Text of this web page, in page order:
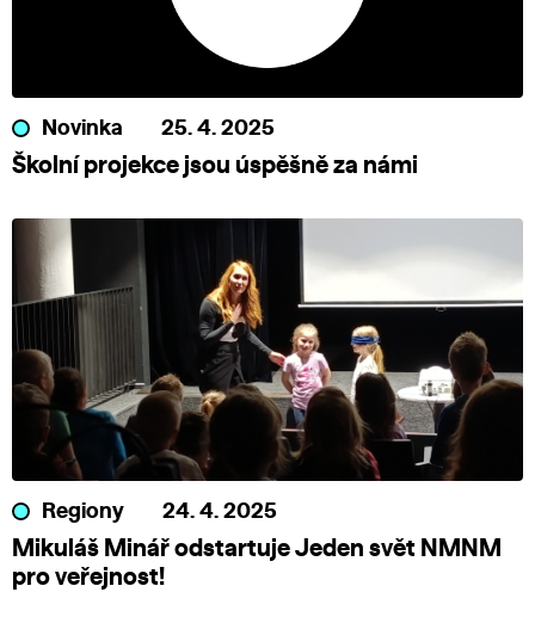
Novinka 25. 4. 2025
Školní projekce jsou úspěšně za námi
Regiony 24. 4. 2025
Mikuláš Minář odstartuje Jeden svět NMNM
pro veřejnost!